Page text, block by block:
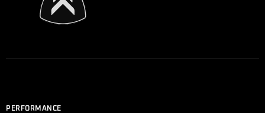
PERFORMANCE